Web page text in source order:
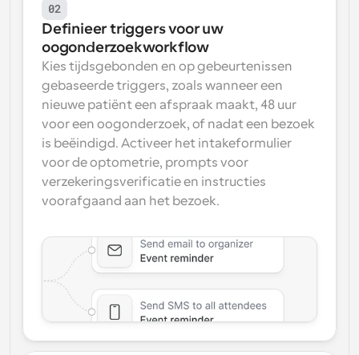
02
Definieer triggers voor uw
oogonderzoekworkflow
Kies tijdsgebonden en op gebeurtenissen
gebaseerde triggers, zoals wanneer een
nieuwe patiënt een afspraak maakt, 48 uur
voor een oogonderzoek, of nadat een bezoek
is beëindigd. Activeer het intakeformulier
voor de optometrie, prompts voor
verzekeringsverificatie en instructies
voorafgaand aan het bezoek.